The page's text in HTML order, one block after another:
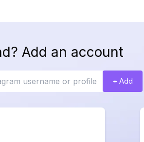
Add an account
+ Add